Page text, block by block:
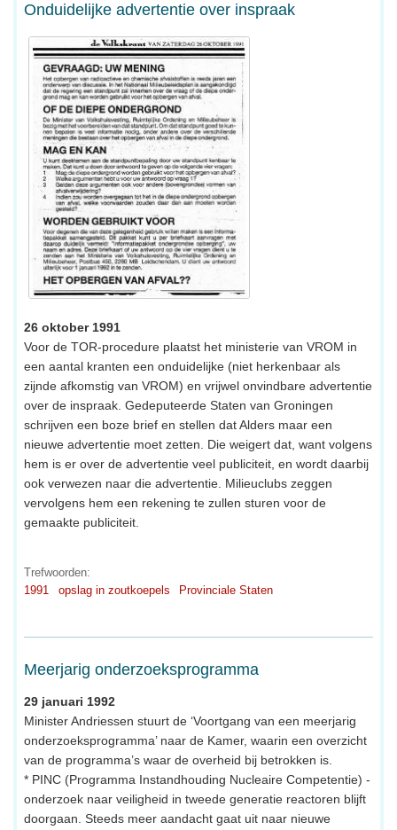
Onduidelijke advertentie over inspraak
26 oktober 1991
Voor de TOR-procedure plaatst het ministerie van VROM in
een aantal kranten een onduidelijke (niet herkenbaar als
zijnde afkomstig van VROM) en vrijwel onvindbare advertentie
over de inspraak. Gedeputeerde Staten van Groningen
schrijven een boze brief en stellen dat Alders maar een
nieuwe advertentie moet zetten. Die weigert dat, want volgens
hem is er over de advertentie veel publiciteit, en wordt daarbij
ook verwezen naar die advertentie. Milieuclubs zeggen
vervolgens hem een rekening te zullen sturen voor de
gemaakte publiciteit.
Trefwoorden:
1991
opslag in zoutkoepels Provinciale Staten
Meerjarig onderzoeksprogramma
29 januari 1992
Minister Andriessen stuurt de ‘Voortgang van een meerjarig
onderzoeksprogramma’ naar de Kamer, waarin een overzicht
van de programma’s waar de overheid bij betrokken is.
* PINC (Programma Instandhouding Nucleaire Competentie) -
onderzoek naar veiligheid in tweede generatie reactoren blijft
doorgaan. Steeds meer aandacht gaat uit naar nieuwe